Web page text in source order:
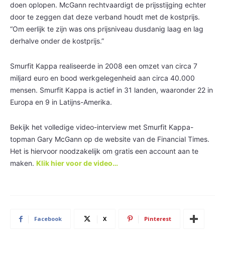
doen oplopen. McGann rechtvaardigt de prijsstijging echter
door te zeggen dat deze verband houdt met de kostprijs.
“Om eerlijk te zijn was ons prijsniveau dusdanig laag en lag
derhalve onder de kostprijs.”
Smurfit Kappa realiseerde in 2008 een omzet van circa 7
miljard euro en bood werkgelegenheid aan circa 40.000
mensen. Smurfit Kappa is actief in 31 landen, waaronder 22 in
Europa en 9 in Latijns-Amerika.
Bekijk het volledige video-interview met Smurfit Kappa-
topman Gary McGann op de website van de Financial Times.
Het is hiervoor noodzakelijk om gratis een account aan te
maken. Klik hier voor de video…
Facebook X Pinterest